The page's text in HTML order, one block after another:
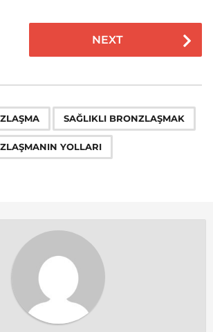
NEXT
SAĞLIKLI BRONZLAŞMAK
YOLLARI